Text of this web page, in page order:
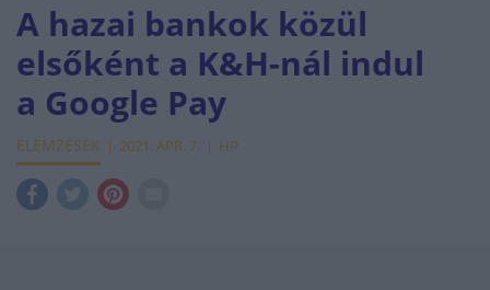
A hazai bankok közül
elsőként a K&H-nál indul
a Google Pay
ELEMZÉSEK 2021. ÁPR. 7. HP